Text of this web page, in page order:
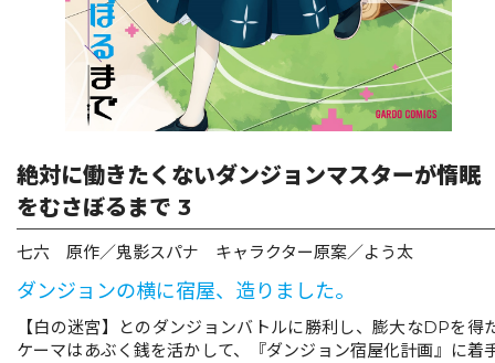
コミックエッセイ
閉じる
絶対に働きたくないダンジョンマスターが惰眠
をむさぼるまで 3
七六 原作／鬼影スパナ キャラクター原案／よう太
ダンジョンの横に宿屋、造りました。
【白の迷宮】とのダンジョンバトルに勝利し、膨大なDPを得
ケーマはあぶく銭を活かして、『ダンジョン宿屋化計画』に着